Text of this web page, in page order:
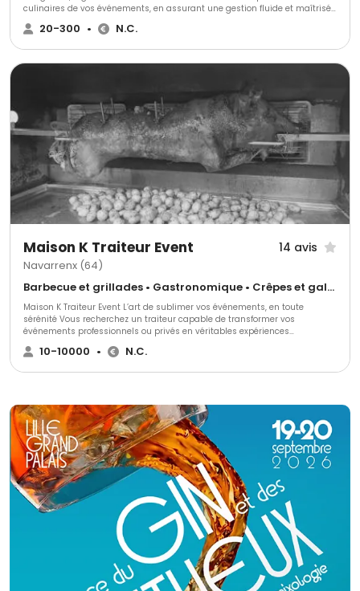
culinaires de vos événements, en assurant une gestion fluide et maîtrisée
à chaque étape. Forts de plus de 15 ans d’expérience, nous
accompagnons aussi bien les particuliers que les entreprises,
logistiques, budgétaires ou protocolaires de chaque projet. Mariages,
réceptions privées, événements d’entreprise ou institutionnels : notre
équipe expérimentée anticipe, ajuste et pilote le service le jour J, afin de
garantir le bon déroulement de votre événement et la sérénité de vos
invités.
20-300 • N.C.
Maison K Traiteur Event 14 avis
Navarrenx (64)
Barbecue et grillades • Gastronomique • Crêpes et galettes
Maison K Traiteur Event L’art de sublimer vos événements, en toute
sérénité Vous recherchez un traiteur capable de transformer vos
événements professionnels ou privés en véritables expériences
inoubliables ? Maison K Traiteur Event vous accompagne avec une
approche haut de gamme, clé en main et entièrement sur mesure. Notre
chaque détail avec rigueur et élégance. Séminaires d’entreprise,
mariages, réceptions privées ou événements d’exception : nous
orchestrons l’ensemble des prestations, de la décoration à l’installation
du matériel, en passant par la gestion du personnel et le nettoyage final.
Notre priorité est simple : vous offrir une expérience fluide, sereine et sans
stress, afin que vous puissiez profiter pleinement de chaque instant. Un
accompagnement personnalisé, dès le premier contact Dès nos premiers
échanges, nous plaçons l’écoute au cœur de notre démarche. Nous
prenons le temps de comprendre votre projet, vos attentes, votre univers
et votre budget. Ensemble, nous construisons un devis détaillé et
transparent, parfaitement adapté à votre événement. Une dégustation
nous vous proposons une dégustation personnalisée avant toute
validation définitive. Ce moment privilégié vous permet de découvrir notre
cuisine, d’affiner vos choix et de garantir que chaque détail culinaire sera
à la hauteur de vos attentes le jour J. Une prise en charge globale et
10-10000 • N.C.